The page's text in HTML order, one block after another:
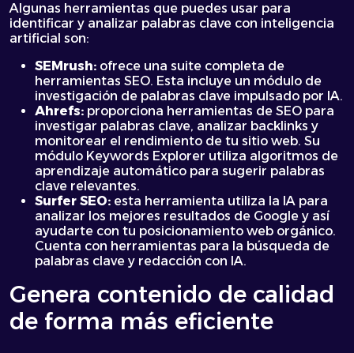
Algunas herramientas que puedes usar para
identificar y analizar palabras clave con inteligencia
artificial son:
SEMrush: ofrece una suite completa de
herramientas SEO. Esta incluye un módulo de
investigación de palabras clave impulsado por IA.
Ahrefs: proporciona herramientas de SEO para
investigar palabras clave, analizar backlinks y
monitorear el rendimiento de tu sitio web. Su
módulo Keywords Explorer utiliza algoritmos de
aprendizaje automático para sugerir palabras
clave relevantes.
Surfer SEO: esta herramienta utiliza la IA para
analizar los mejores resultados de Google y así
ayudarte con tu posicionamiento web orgánico.
Cuenta con herramientas para la búsqueda de
palabras clave y redacción con IA.
Genera contenido de calidad
de forma más eficiente